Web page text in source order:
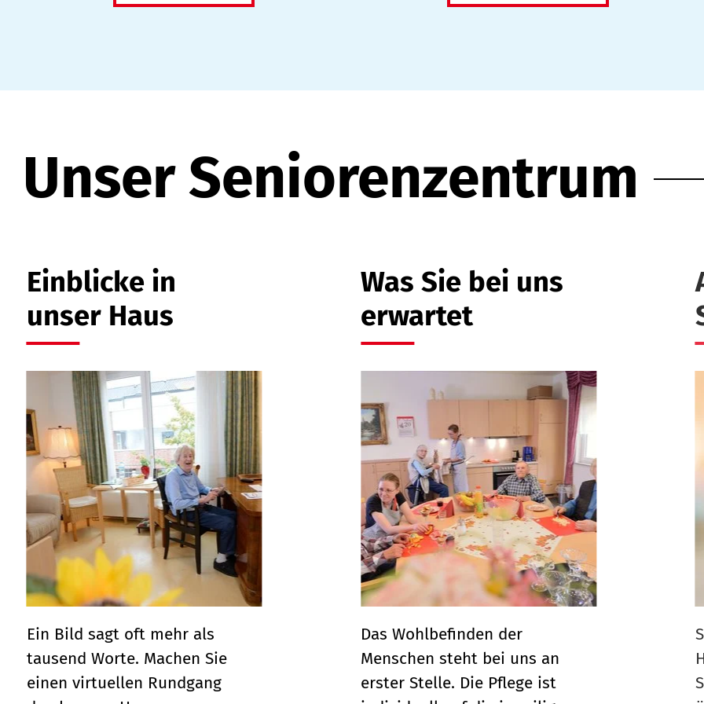
Unser Seniorenzentrum
Einblicke in
unser Haus
Ein Bild sagt oft mehr als
tausend Worte. Machen Sie
einen virtuellen Rundgang
Was Sie bei uns
erwartet
Das Wohlbefinden der
Menschen steht bei uns an
erster Stelle. Die Pflege ist